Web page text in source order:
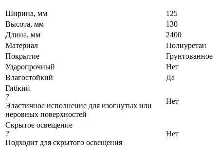
Ширина, мм
125
Высота, мм
130
Длина, мм
2400
Материал
Полиуретан
Покрытие
Грунтованное
Ударопрочный
Нет
Влагостойкий
Да
Гибкий
?
Эластичное исполнение для изогнутых или
неровных поверхностей
Нет
Скрытое освещение
?
Подходит для скрытого освещения
Нет